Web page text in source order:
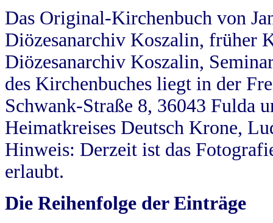
Das Original-Kirchenbuch von
Diözesanarchiv Koszalin, früher
Diözesanarchiv Koszalin,
des Kirchenbuches liegt in der
Schwank-Straße 8, 36043 Fulda
Heimatkreises Deutsch Krone,
Hinweis: Derzeit ist das
erlaubt.
Die Reihenfolge der Einträge